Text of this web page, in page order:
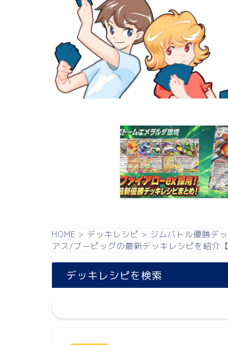
HOME > デッキレシピ > ジムバトル優勝デ
アス/ブーピッグの最新デッキレシピを紹介
デッキレシピを検索